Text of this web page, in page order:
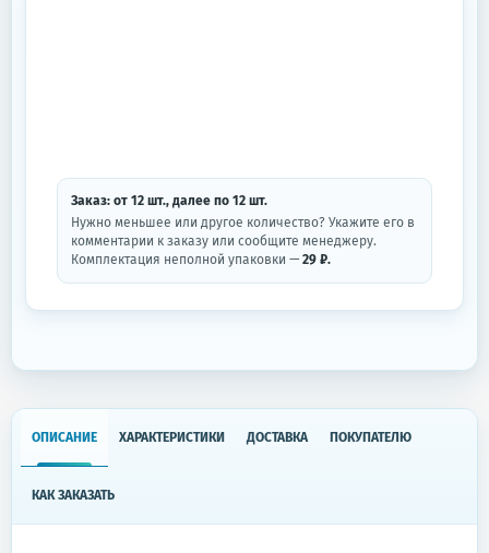
Заказ: от 12 шт., далее по 12 шт.
Нужно меньшее или другое количество? Укажите его в
комментарии к заказу или сообщите менеджеру.
Комплектация неполной упаковки — 29 ₽.
ОПИСАНИЕ ХАРАКТЕРИСТИКИ ДОСТАВКА ПОКУПАТЕЛЮ
КАК ЗАКАЗАТЬ